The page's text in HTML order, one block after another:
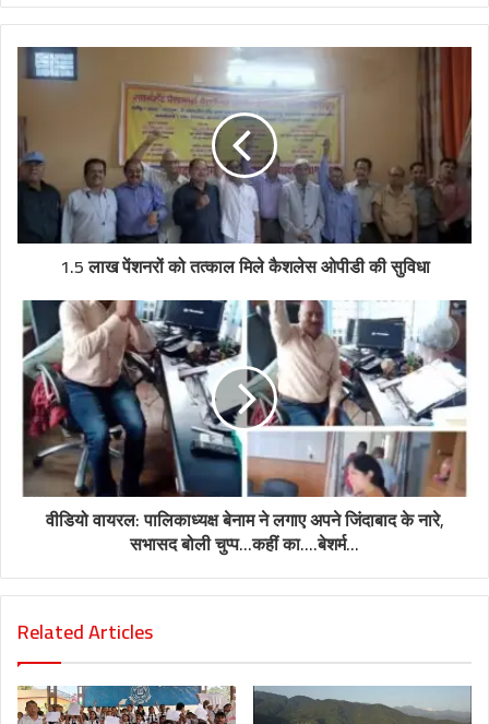
1.5 लाख पेंशनरों को तत्काल मिले कैशलेस ओपीडी की सुविधा
वीडियो वायरल: पालिकाध्यक्ष बेनाम ने लगाए अपने जिंदाबाद के नारे,
सभासद बोली चुप्प...कहीं का....बेशर्म...
Related Articles